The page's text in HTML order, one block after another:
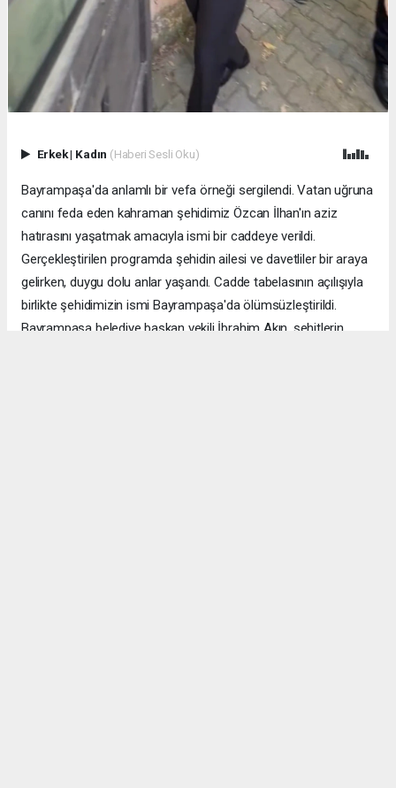
Erkek| Kadın (Haberi Sesli Oku)
Bayrampaşa'da anlamlı bir vefa örneği sergilendi. Vatan uğruna
canını feda eden kahraman şehidimiz Özcan İlhan'ın aziz
hatırasını yaşatmak amacıyla ismi bir caddeye verildi.
Gerçekleştirilen programda şehidin ailesi ve davetliler bir araya
gelirken, duygu dolu anlar yaşandı. Cadde tabelasının açılışıyla
birlikte şehidimizin ismi Bayrampaşa'da ölümsüzleştirildi.
Bayrampaşa belediye başkan vekili İbrahim Akın, şehitlerin